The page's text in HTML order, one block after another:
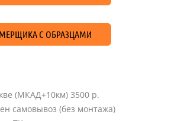
С ОБРАЗЦАМИ
(МКАД+10км) 3500 р.
самовывоз (без монтажа)